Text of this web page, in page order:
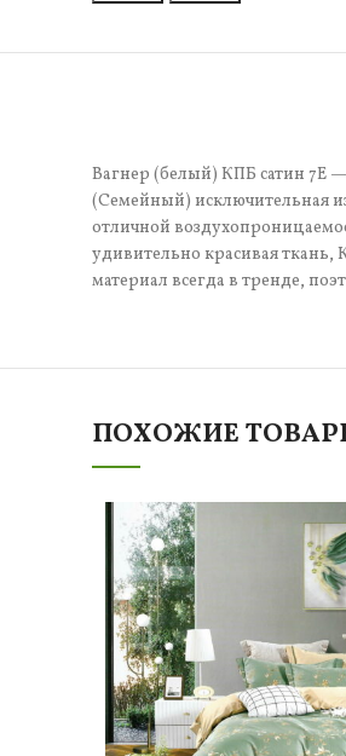
Вагнер (белый) КПБ сатин 7Е
(Семейный) исключительная
отличной
удивительно красивая
материал всегда в тренде,
ПОХОЖИЕ